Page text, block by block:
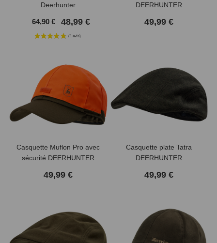
Deerhunter
64,90 € 48,99 €
DEERHUNTER
49,99 €
Casquette Muflon Pro avec
sécurité DEERHUNTER
49,99 €
Casquette plate Tatra
DEERHUNTER
49,99 €